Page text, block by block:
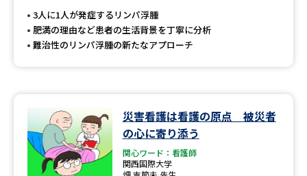
ユーザーサポート
Ｑ＆Ａ よくあるご質問 大学進学IDについて
お支払いサイト
個人情報取扱規定
特定商取引表記
テレメール進学カタログ
訂正のご案内
3人に1人が発症するリンパ浮腫
肥満の理由など患者の生活背景を丁寧に分析
難治性のリンパ浮腫の新たなアプローチ
災害看護は看護の原点 被災者
の心に寄り添う
関心ワード：看護師
関西国際大学